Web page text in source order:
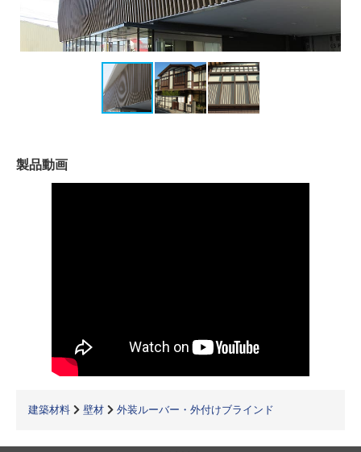
製品動画
建築材料 壁材 外装ルーバー・外付けブラインド